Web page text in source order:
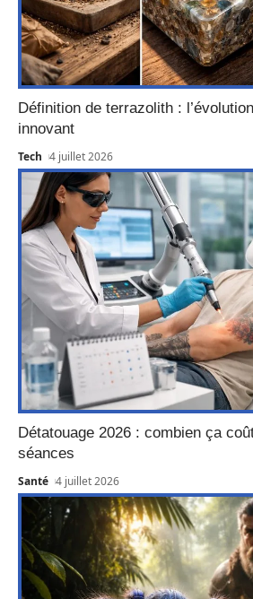
Définition de terrazolith :
innovant
Tech 4 juillet 2026
Détatouage 2026 : combien ça
séances
Santé 4 juillet 2026